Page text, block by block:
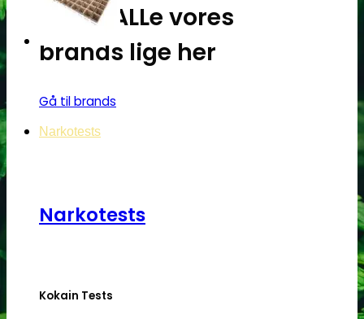
Oplev ALLe vores
brands lige her
Gå til brands
Narkotests
Narkotests
Kokain Tests